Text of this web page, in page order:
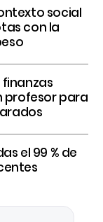
social
con la
profesor para
el 99 % de